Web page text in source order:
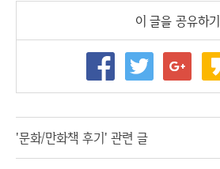
이 글을 공유하기
'문화/만화책 후기' 관련 글